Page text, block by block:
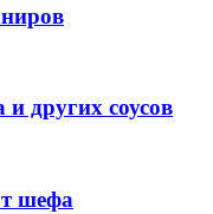
других соусов
шефа